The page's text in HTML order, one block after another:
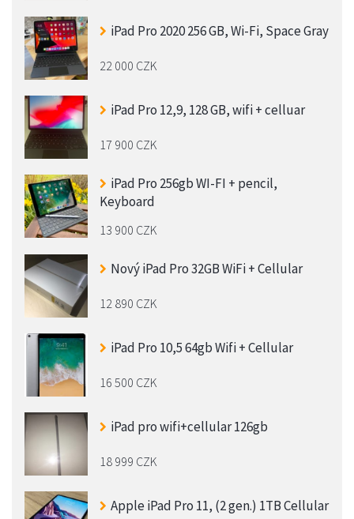
iPad Pro 2020 256 GB, Wi-Fi, Space Gray
22 000 CZK
iPad Pro 12,9, 128 GB, wifi + celluar
17 900 CZK
iPad Pro 256gb WI-FI + pencil,
Keyboard
13 900 CZK
Nový iPad Pro 32GB WiFi + Cellular
12 890 CZK
iPad Pro 10,5 64gb Wifi + Cellular
16 500 CZK
iPad pro wifi+cellular 126gb
18 999 CZK
Apple iPad Pro 11, (2 gen.) 1TB Cellular